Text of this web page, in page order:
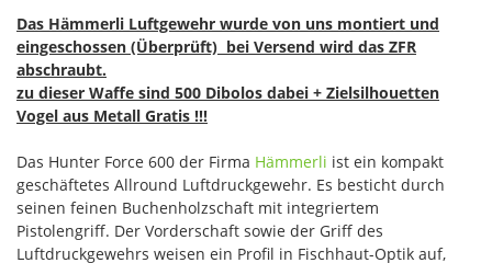
Das Hämmerli Luftgewehr wurde von uns montiert und
eingeschossen (Überprüft) bei Versend wird das ZFR
abschraubt.
zu dieser Waffe sind 500 Dibolos dabei + Zielsilhouetten
Vogel aus Metall Gratis !!!
Das Hunter Force 600 der Firma Hämmerli ist ein kompakt
geschäftetes Allround Luftdruckgewehr. Es besticht durch
seinen feinen Buchenholzschaft mit integriertem
Pistolengriff. Der Vorderschaft sowie der Griff des
Luftdruckgewehrs weisen ein Profil in Fischhaut-Optik auf,